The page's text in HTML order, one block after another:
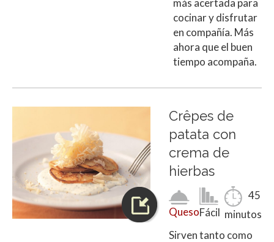
más acertada para
cocinar y disfrutar
en compañía. Más
ahora que el buen
tiempo acompaña.
Crêpes de
patata con
crema de
hierbas
QuesoFácil
45
minutos
Sirven tanto como